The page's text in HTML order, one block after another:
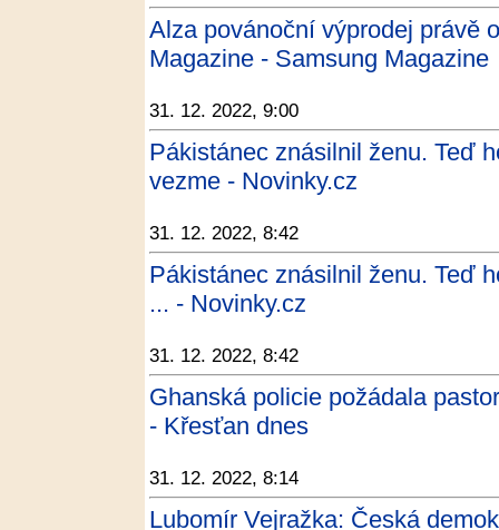
Alza povánoční výprodej právě
Magazine - Samsung Magazine
31. 12. 2022, 9:00
Pákistánec znásilnil ženu. Teď
vezme - Novinky.cz
31. 12. 2022, 8:42
Pákistánec znásilnil ženu. Teď
... - Novinky.cz
31. 12. 2022, 8:42
Ghanská policie požádala
- Křesťan dnes
31. 12. 2022, 8:14
Lubomír Vejražka: Česká